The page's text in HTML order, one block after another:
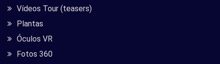
Vídeos Tour (teasers)
Plantas
Óculos VR
Fotos 360